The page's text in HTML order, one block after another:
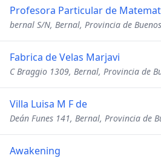
Profesora Particular de
bernal S/N, Bernal, Provincia de
Fabrica de Velas Marjavi
C Braggio 1309, Bernal, Provincia de
Villa Luisa M F de
Deán Funes 141, Bernal, Provincia de
Awakening